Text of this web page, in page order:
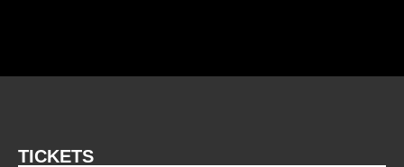
TICKETS